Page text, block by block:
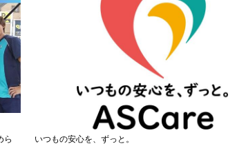
ら
いつもの安心を、ずっと。